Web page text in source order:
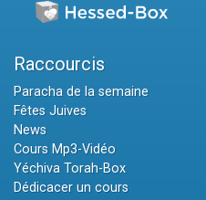
Raccourcis
Paracha de la semaine
Fêtes Juives
News
Cours Mp3-Vidéo
Yéchiva Torah-Box
Dédicacer un cours